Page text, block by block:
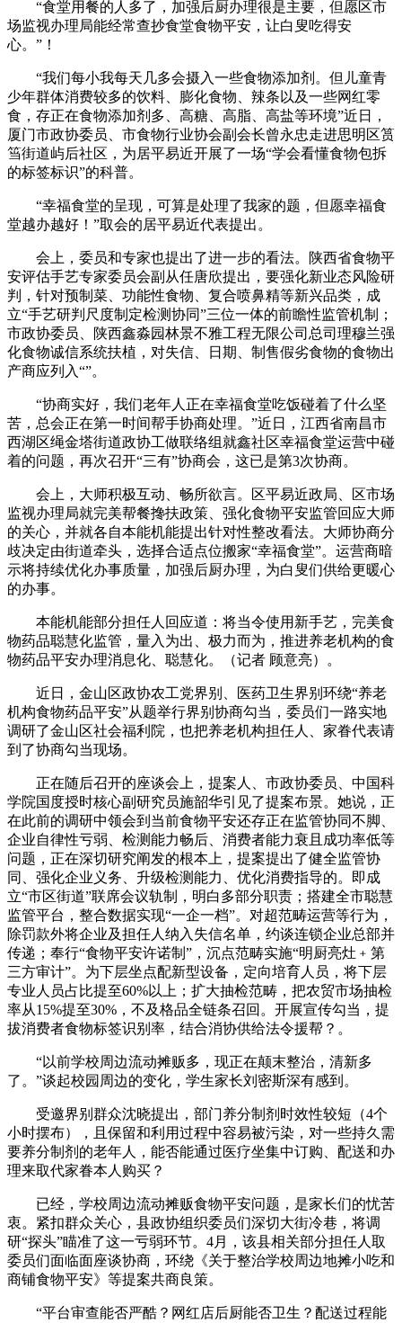
“食堂用餐的人多了，加强后厨办理很是主要，但愿区市
场监视办理局能经常查抄食堂食物平安，让白叟吃得安
心。”！
“我们每小我每天几多会摄入一些食物添加剂。但儿童青
少年群体消费较多的饮料、膨化食物、辣条以及一些网红零
食，存正在食物添加剂多、高糖、高脂、高盐等环境”近日，
厦门市政协委员、市食物行业协会副会长曾永忠走进思明区筼
筜街道屿后社区，为居平易近开展了一场“学会看懂食物包拆
的标签标识”的科普。
“幸福食堂的呈现，可算是处理了我家的题，但愿幸福食
堂越办越好！”取会的居平易近代表提出。
会上，委员和专家也提出了进一步的看法。陕西省食物平
安评估手艺专家委员会副从任唐欣提出，要强化新业态风险研
判，针对预制菜、功能性食物、复合喷鼻精等新兴品类，成
立“手艺研判尺度制定检测协同”三位一体的前瞻性监管机制；
市政协委员、陕西鑫淼园林景不雅工程无限公司总司理穆兰强
化食物诚信系统扶植，对失信、日期、制售假劣食物的食物出
产商应列入“”。
“协商实好，我们老年人正在幸福食堂吃饭碰着了什么坚
苦，总会正在第一时间帮手协商处理。”近日，江西省南昌市
西湖区绳金塔街道政协工做联络组就鑫社区幸福食堂运营中碰
着的问题，再次召开“三有”协商会，这已是第3次协商。
会上，大师积极互动、畅所欲言。区平易近政局、区市场
监视办理局就完美帮餐搀扶政策、强化食物平安监管回应大师
的关心，并就各自本能机能提出针对性整改看法。大师协商分
歧决定由街道牵头，选择合适点位搬家“幸福食堂”。运营商暗
示将持续优化办事质量，加强后厨办理，为白叟们供给更暖心
的办事。
本能机能部分担任人回应道：将当令使用新手艺，完美食
物药品聪慧化监管，量入为出、极力而为，推进养老机构的食
物药品平安办理消息化、聪慧化。（记者 顾意亮）。
近日，金山区政协农工党界别、医药卫生界别环绕“养老
机构食物药品平安”从题举行界别协商勾当，委员们一路实地
调研了金山区社会福利院，也把养老机构担任人、家眷代表请
到了协商勾当现场。
正在随后召开的座谈会上，提案人、市政协委员、中国科
学院国度授时核心副研究员施韶华引见了提案布景。她说，正
在此前的调研中领会到当前食物平安还存正在监管协同不脚、
企业自律性亏弱、检测能力畅后、消费者能力衰且成功率低等
问题，正在深切研究阐发的根本上，提案提出了健全监管协
同、强化企业义务、升级检测能力、优化消费指导的。即成
立“市区街道”联席会议轨制，明白多部分职责；搭建全市聪慧
监管平台，整合数据实现“一企一档”。对超范畴运营等行为，
除罚款外将企业及担任人纳入失信名单，约谈连锁企业总部并
传递；奉行“食物平安许诺制”，沉点范畴实施“明厨亮灶﹢第
三方审计”。为下层坐点配新型设备，定向培育人员，将下层
专业人员占比提至60%以上；扩大抽检范畴，把农贸市场抽检
率从15%提至30%，不及格品全链条召回。开展宣传勾当，提
拔消费者食物标签识别率，结合消协供给法令援帮？。
“以前学校周边流动摊贩多，现正在颠末整治，清新多
了。”谈起校园周边的变化，学生家长刘密斯深有感到。
受邀界别群众沈晓提出，部门养分制剂时效性较短（4个
小时摆布），且保留和利用过程中容易被污染，对一些持久需
要养分制剂的老年人，能否能通过医疗坐集中订购、配送和办
理来取代家眷本人购买？
已经，学校周边流动摊贩食物平安问题，是家长们的忧苦
衷。紧扣群众关心，县政协组织委员们深切大街冷巷，将调
研“探头”瞄准了这一亏弱环节。4月，该县相关部分担任人取
委员们面临面座谈协商，环绕《关于整治学校周边地摊小吃和
商铺食物平安》等提案共商良策。
“平台审查能否严酷？网红店后厨能否卫生？配送过程能